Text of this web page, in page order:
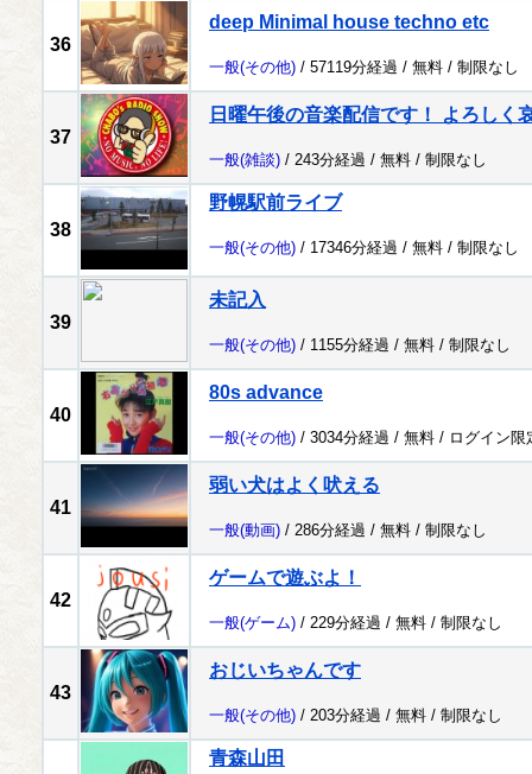
36
deep Minimal house techno etc
一般(その他) / 57119分経過 / 無料 / 制限なし
37
日曜午後の音楽配信です！ よろし
一般(雑談) / 243分経過 / 無料 / 制限なし
38
野幌駅前ライブ
一般(その他) / 17346分経過 / 無料 / 制限なし
39
未記入
一般(その他) / 1155分経過 / 無料 / 制限なし
40
80s advance
一般(その他) / 3034分経過 / 無料 / ログイン限
41
弱い犬はよく吠える
一般(動画) / 286分経過 / 無料 / 制限なし
42
ゲームで遊ぶよ！
一般(ゲーム) / 229分経過 / 無料 / 制限なし
43
おじいちゃんです
一般(その他) / 203分経過 / 無料 / 制限なし
青森山田